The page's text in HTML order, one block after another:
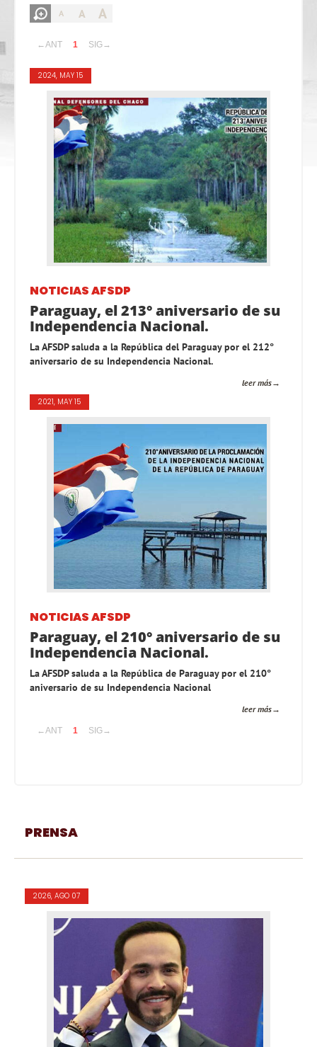
A A A
←ANT 1 SIG→
2024, MAY 15
NOTICIAS AFSDP
Paraguay, el 213° aniversario de su
Independencia Nacional.
La AFSDP saluda a la República del Paraguay por el 212°
aniversario de su Independencia Nacional.
leer más
2021, MAY 15
NOTICIAS AFSDP
Paraguay, el 210° aniversario de su
Independencia Nacional.
La AFSDP saluda a la República de Paraguay por el 210°
aniversario de su Independencia Nacional
leer más
←ANT 1 SIG→
PRENSA
2026, AGO 07